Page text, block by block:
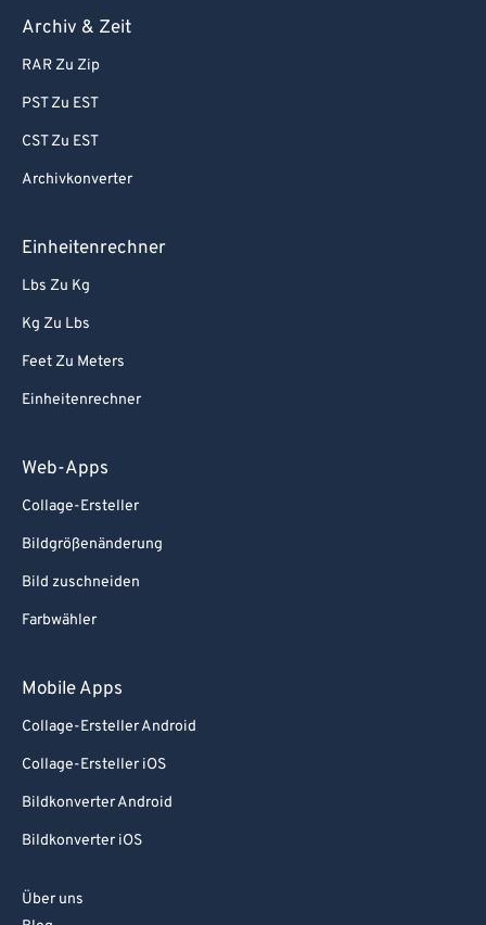
Archiv & Zeit
RAR Zu Zip
PST Zu EST
CST Zu EST
Archivkonverter
Einheitenrechner
Lbs Zu Kg
Kg Zu Lbs
Feet Zu Meters
Einheitenrechner
Web-Apps
Collage-Ersteller
Bildgrößenänderung
Bild zuschneiden
Farbwähler
Mobile Apps
Collage-Ersteller Android
Collage-Ersteller iOS
Bildkonverter Android
Bildkonverter iOS
Über uns